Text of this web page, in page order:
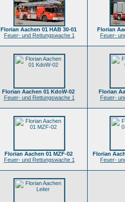
Florian Aachen 01 HAB 30-01
Feuer- und Rettungswache 1
Florian
Feuer-
Florian Aachen 01 KdoW-02
Feuer- und Rettungswache 1
Florian
Feuer-
Florian Aachen 01 MZF-02
Feuer- und Rettungswache 1
Florian
Feuer-